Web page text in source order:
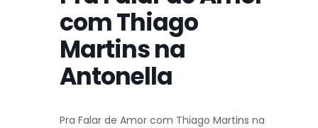
com Thiago
Martins na
Antonella
Pra Falar de Amor com Thiago Martins na